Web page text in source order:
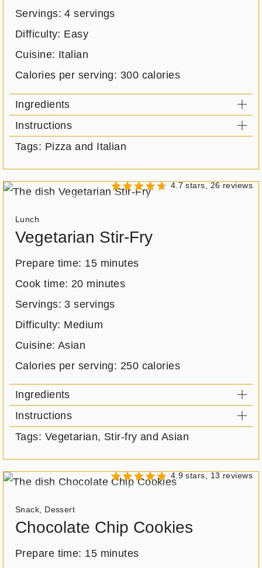
Servings:4 servings
Difficulty: Easy
Cuisine: Italian
Calories per serving: 300 calories
Ingredients
Instructions
Tags: Pizza and Italian
4.7 stars, 26 reviews
Meal
Lunch
Vegetarian Stir-Fry
Prepare time: 15 minutes
Cook time: 20 minutes
Servings: 3 servings
Difficulty: Medium
Cuisine: Asian
Calories per serving: 250 calories
Ingredients
Instructions
Tags: Vegetarian, Stir-fry and Asian
4.9 stars, 13 reviews
Meal
type:
Snack Dessert
Chocolate Chip Cookies
Prepare time: 15 minutes